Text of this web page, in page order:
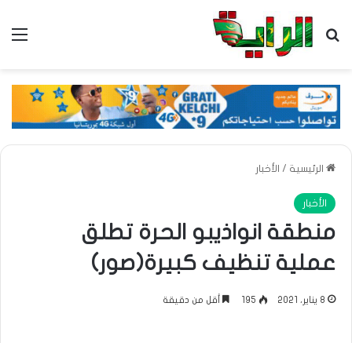
بحث عن
الرئيسية / الأخبار
الأخبار
منطقة انواذيبو الحرة تطلق
عملية تنظيف كبيرة(صور)
8 يناير، 2021 195 أقل من دقيقة